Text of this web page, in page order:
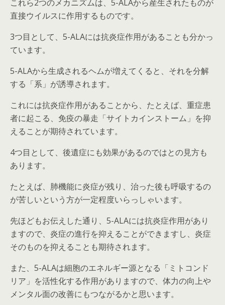
これら2つのメカニズムは、5-ALAから産生されたものが
直接ウイルスに作用するものです。
3つ目として、5-ALAには抗炎症作用があることも分かっ
ています。
5-ALAから生成されるヘムが増えてくると、それを分解
する「系」が誘導されます。
これには抗炎症作用があることから、たとえば、重症患
者に起こる、免疫の暴走「サイトカインストーム」を抑
えることが期待されています。
4つ目として、後遺症にも効果があるのではとの見方も
あります。
たとえば、肺機能に炎症が残り、治った後も呼吸するの
が苦しいという方が一定程度いらっしゃいます。
先ほどもお伝えした通り、5-ALAには抗炎症作用があり
ますので、炎症の進行を抑えることができますし、炎症
そのものを抑えることも期待されます。
また、5-ALAは細胞のエネルギー源となる「ミトコンド
リア」を活性化する作用がありますので、体力の向上や
メンタル面の改善にもつながるかと思います。